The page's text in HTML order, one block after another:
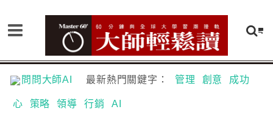
問問大師AI 最新熱門關鍵字： 管理 創意 成功
心 策略 領導 行銷 AI